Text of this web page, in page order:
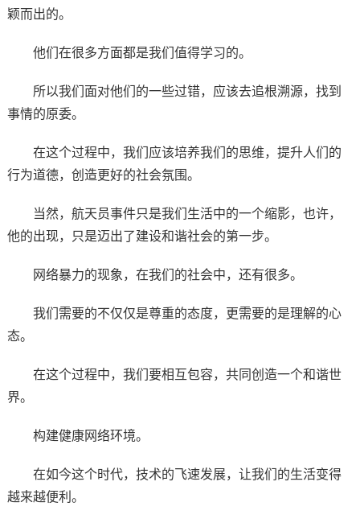
颖而出的。
他们在很多方面都是我们值得学习的。
所以我们面对他们的一些过错，应该去追根溯源，找到
事情的原委。
在这个过程中，我们应该培养我们的思维，提升人们的
行为道德，创造更好的社会氛围。
当然，航天员事件只是我们生活中的一个缩影，也许，
他的出现，只是迈出了建设和谐社会的第一步。
网络暴力的现象，在我们的社会中，还有很多。
我们需要的不仅仅是尊重的态度，更需要的是理解的心
态。
在这个过程中，我们要相互包容，共同创造一个和谐世
界。
构建健康网络环境。
在如今这个时代，技术的飞速发展，让我们的生活变得
越来越便利。